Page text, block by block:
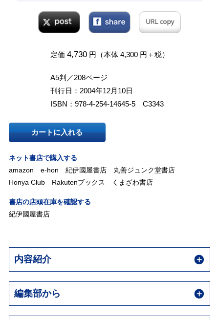
定価 4,730円（本体 4,300 円＋税）
A5判／208ページ
刊行日：2004年12月10日
ISBN：978-4-254-14645-5 C3343
カートに入れる
ネット書店で購入する
amazon
e-hon 紀伊國屋書店
丸善ジュンク堂書店
Honya Club
Rakutenブックス くまざわ書店
書店の店頭在庫を確認する
紀伊國屋書店
内容紹介
編集部から